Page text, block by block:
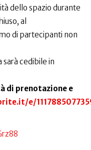
dello spazio durante
al
di partecipanti non
cedibile in
di prenotazione e
e/